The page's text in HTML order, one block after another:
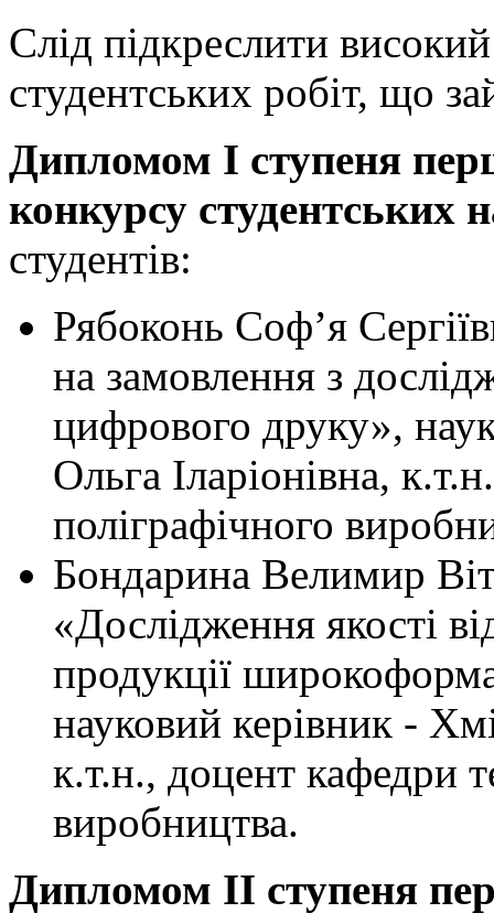
Слід підкреслити
студентських робіт, що
Дипломом I ступеня
конкурсу студентських
студентів:
Рябоконь Софʼя
на замовлення з
цифрового друку»,
Ольга Іларіонівна,
поліграфічного
Бондарина Велимир
«Дослідження якості
продукції
науковий керівник -
к.т.н., доцент кафедри
виробництва.
Дипломом ІI ступеня